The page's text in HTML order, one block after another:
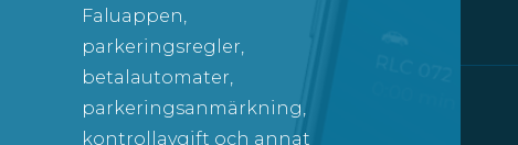
Faluappen,
parkeringsregler,
betalautomater,
parkeringsanmärkning,
kontrollavgift och annat